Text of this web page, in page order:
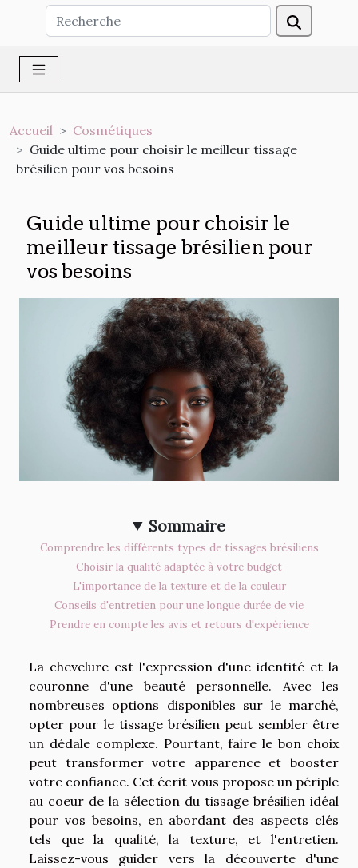
Accueil
Cosmétiques
Guide ultime pour choisir le meilleur tissage
brésilien pour vos besoins
Guide ultime pour choisir le
meilleur tissage brésilien pour
vos besoins
Sommaire
Comprendre les différents types de tissages brésiliens
Choisir la qualité adaptée à votre budget
L'importance de la texture et de la couleur
Conseils d'entretien pour une longue durée de vie
Prendre en compte les avis et retours d'expérience
La chevelure est l'expression d'une identité et la
couronne d'une beauté personnelle. Avec les
nombreuses options disponibles sur le marché,
opter pour le tissage brésilien peut sembler être
un dédale complexe. Pourtant, faire le bon choix
peut transformer votre apparence et booster
votre confiance. Cet écrit vous propose un périple
au coeur de la sélection du tissage brésilien idéal
pour vos besoins, en abordant des aspects clés
tels que la qualité, la texture, et l'entretien.
Laissez-vous guider vers la découverte d'une